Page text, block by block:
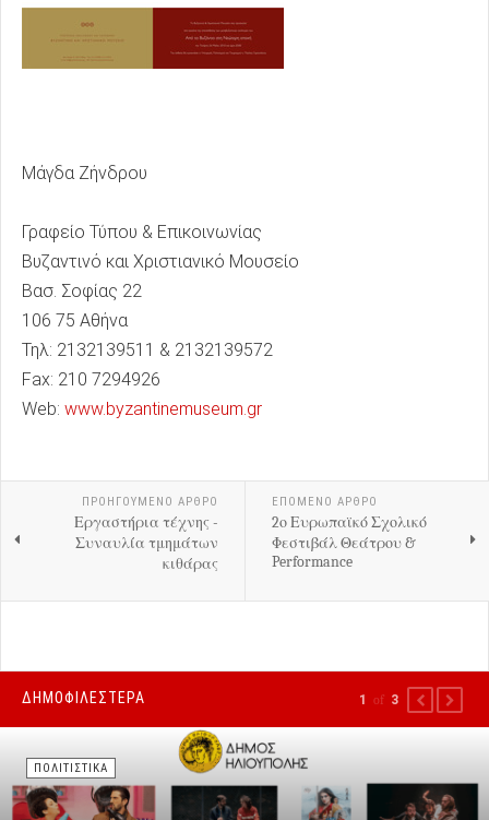
Μάγδα Ζήνδρου
Γραφείο Τύπου & Επικοινωνίας
Βυζαντινό και Χριστιανικό Μουσείο
Βασ. Σοφίας 22
106 75 Αθήνα
Τηλ: 2132139511 & 2132139572
Fax: 210 7294926
Web: www.byzantinemuseum.gr
ΠΡΟΗΓΟΎΜΕΝΟ ΑΡΘΡΟ
Εργαστήρια τέχνης -
Συναυλία τμημάτων
κιθάρας
ΕΠΟΜΕΝΟ ΑΡΘΡΟ
2ο Ευρωπαϊκό Σχολικό
Φεστιβάλ Θεάτρου &
Performance
ΔΗΜΟΦΙΛΕΣΤΕΡΑ
ΠΟΛΙΤΙΣΤΙΚΑ
1 of 3 PREVIOUS
NEXT